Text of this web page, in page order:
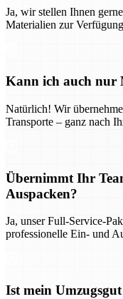
Ja, wir stellen Ihnen
Materialien zur
Kann ich auch nur
Natürlich! Wir
Transporte – ganz nach
Übernimmt Ihr
Auspacken?
Ja, unser Full-Service-
professionelle Ein- und
Ist mein